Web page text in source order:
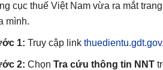
cục thuế Việt Nam vừa ra mắt
mình.
1: Truy cập link
2: Chọn Tra cứu thông tin NNT